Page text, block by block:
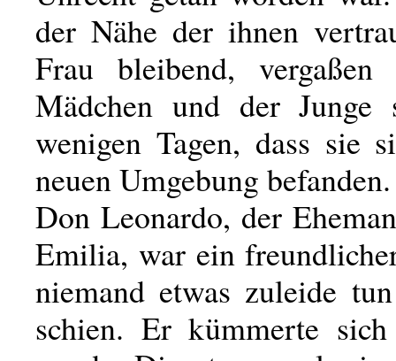
der Nähe der ihnen
Frau bleibend,
Mädchen und der Junge
wenigen Tagen, dass sie
neuen Umgebung befanden.
Don Leonardo, der
Emilia, war ein
niemand etwas zuleide
schien. Er kümmerte